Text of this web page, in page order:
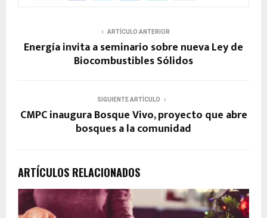
ARTÍCULO ANTERIOR
Energía invita a seminario sobre nueva Ley de
Biocombustibles Sólidos
SIGUIENTE ARTÍCULO
CMPC inaugura Bosque Vivo, proyecto que abre
bosques a la comunidad
ARTÍCULOS RELACIONADOS